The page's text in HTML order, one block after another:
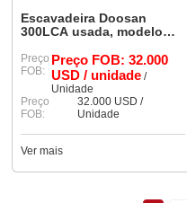
Escavadeira Doosan
300LCA usada, modelo
Preço
FOB:
Preço FOB: 32.000
USD / unidade/
Unidade
Preço
FOB:
32.000 USD /
Unidade
Ver mais